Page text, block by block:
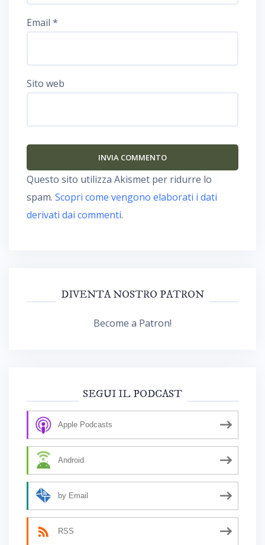
Email *
Sito web
Questo sito utilizza Akismet per ridurre lo
spam. Scopri come vengono elaborati i dati
derivati dai commenti.
DIVENTA NOSTRO PATRON
Become a Patron!
SEGUI IL PODCAST
Apple Podcasts
Android
by Email
RSS